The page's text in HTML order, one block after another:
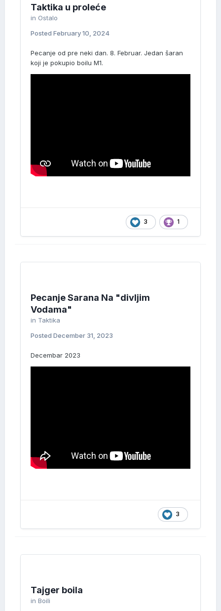
Taktika u proleće
in Ostalo
Posted February 10, 2024
Pecanje od pre neki dan. 8. Februar. Jedan šaran
koji je pokupio boilu M1.
3 1
Pecanje Sarana Na "divljim
Vodama"
in Taktika
Posted December 31, 2023
Decembar 2023
3
Tajger boila
in Boili